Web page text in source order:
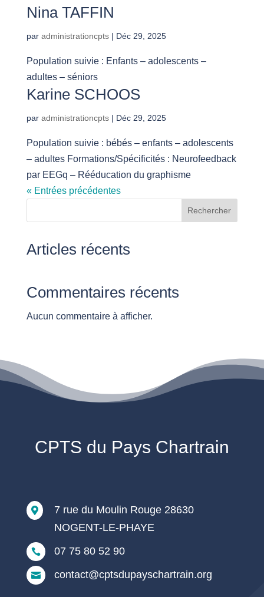
Nina TAFFIN
par administrationcpts| Déc 29, 2025
Population suivie : Enfants – adolescents –
adultes – séniors
Karine SCHOOS
par administrationcpts| Déc 29, 2025
Population suivie : bébés – enfants – adolescents
– adultes Formations/Spécificités : Neurofeedback
par EEGq – Rééducation du graphisme
« Entrées précédentes
Rechercher
Articles récents
Commentaires récents
Aucun commentaire à afficher.
CPTS du Pays Chartrain

7 rue du Moulin Rouge 28630
NOGENT-LE-PHAYE
 07 75 80 52 90
 contact@cptsdupayschartrain.org